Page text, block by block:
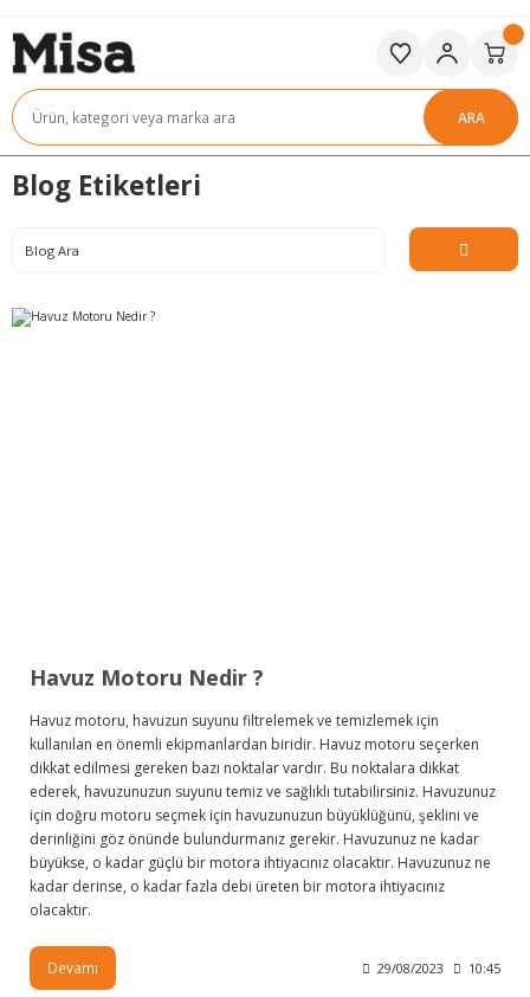
ARA
Blog Etiketleri
Havuz Motoru Nedir ?
Havuz motoru, havuzun suyunu filtrelemek ve temizlemek için
kullanılan en önemli ekipmanlardan biridir. Havuz motoru seçerken
dikkat edilmesi gereken bazı noktalar vardır. Bu noktalara dikkat
ederek, havuzunuzun suyunu temiz ve sağlıklı tutabilirsiniz. Havuzunuz
için doğru motoru seçmek için havuzunuzun büyüklüğünü, şeklini ve
derinliğini göz önünde bulundurmanız gerekir. Havuzunuz ne kadar
büyükse, o kadar güçlü bir motora ihtiyacınız olacaktır. Havuzunuz ne
kadar derinse, o kadar fazla debi üreten bir motora ihtiyacınız
olacaktır.
Devamı 29/08/2023 10:45